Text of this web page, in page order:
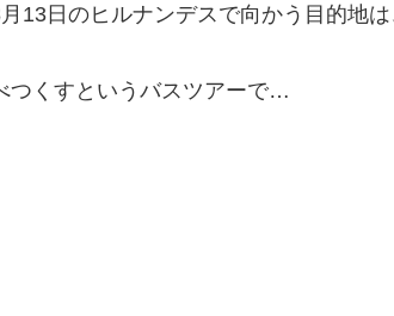
13日のヒルナンデスで向かう目的地は
つくすというバスツアーで…